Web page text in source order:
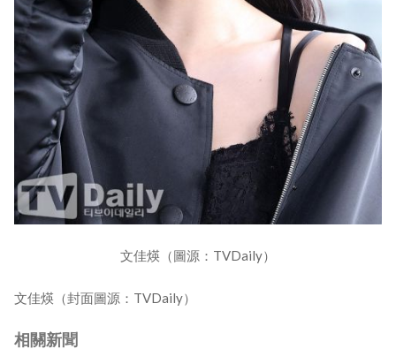
文佳煐（圖源：TVDaily）
文佳煐（封面圖源：TVDaily）
相關新聞